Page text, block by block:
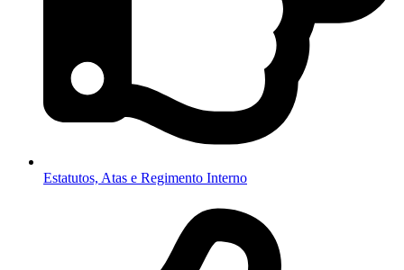
Estatutos, Atas e Regimento Interno